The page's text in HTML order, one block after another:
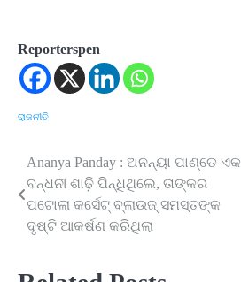
Reporterspen
ରାଜନୀତି
Post
navigation
Ananya Panday : ଅନନ୍ୟା ପାଣ୍ଡେ ଏକ
ବନ୍ଧନୀ ଶାଢ଼ି ପିନ୍ଧିଥିଲେ, ତାଙ୍କର
ପଟୋଲା କର୍ସେଟ୍ ବ୍ଲାଉଜ୍ ସମସ୍ତଙ୍କ
ଦୃଷ୍ଟି ଆକର୍ଷଣ କରିଥିଲା